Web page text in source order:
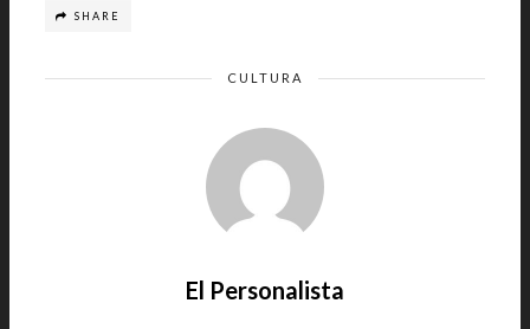
SHARE
CULTURA
El Personalista